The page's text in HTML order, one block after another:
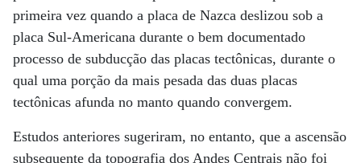
primeira vez quando a placa de Nazca deslizou sob a
placa Sul-Americana durante o bem documentado
processo de subducção das placas tectônicas, durante o
qual uma porção da mais pesada das duas placas
tectônicas afunda no manto quando convergem.
Estudos anteriores sugeriram, no entanto, que a ascensão
subsequente da topografia dos Andes Centrais não foi